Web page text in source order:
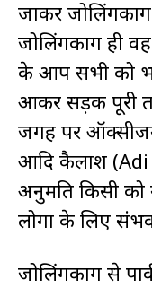
जाकर
जोलिंगकोंग ही
के आप सभी को
आकर सड़क पूरी
जगह पर
आदि कैलाश (Adi
अनुमति किसी को
लोगों के लिए संभव
जोलिंगकोंग से